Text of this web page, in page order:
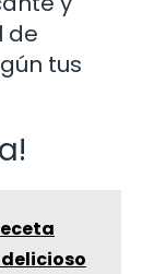
de
tus